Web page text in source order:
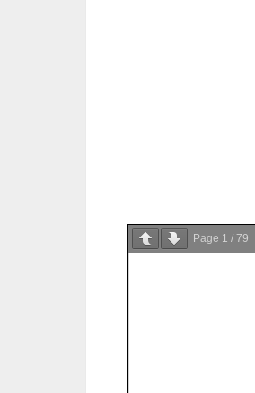
Page 1 / 79